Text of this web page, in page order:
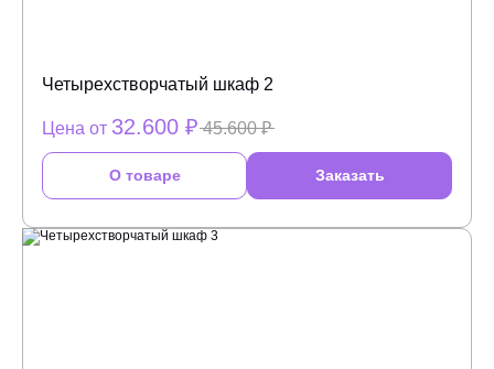
Четырехстворчатый шкаф 2
Цена от 32.600 ₽ 45.600 ₽
О товаре Заказать